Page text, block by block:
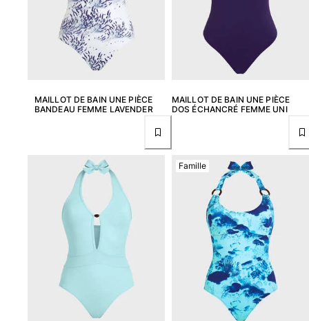
T-shirts Anti UV
Tous les articles
Prêt-à-porter
Polos
Shorts
Pantalons
Sweatshirts
T-shirts
Loungewear
Kimonos
Tous les articles
Collection yachting
Tous les articles
MAILLOT DE BAIN UNE PIÈCE
BANDEAU FEMME LAVENDER
MAILLOT DE BAIN UNE PIÈCE
DOS ÉCHANCRÉ FEMME UNI
Famille